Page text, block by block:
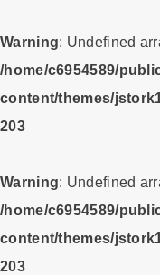
Warning: Undefined
/home/c6954589/
content/themes/
203
Warning: Undefined
/home/c6954589/
content/themes/
203